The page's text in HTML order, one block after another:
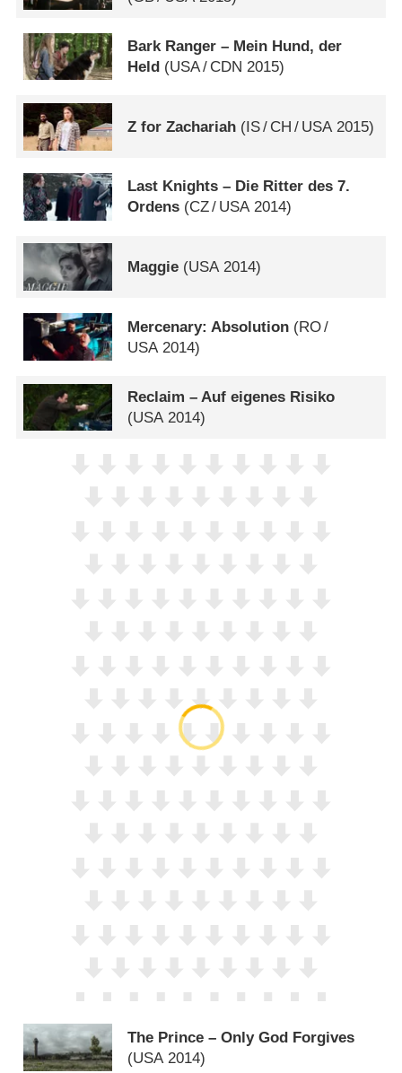
Bark Ranger – Mein Hund, der
Held (USA/ CDN 2015)
Z for Zachariah (IS/ CH / USA 2015)
Last Knights – Die Ritter des 7.
Ordens (CZ/ USA2014)
Maggie (USA2014)
Mercenary: Absolution (RO/
USA 2014)
Reclaim – Auf eigenes Risiko
(USA2014)
The Prince – Only God Forgives
(USA 2014)